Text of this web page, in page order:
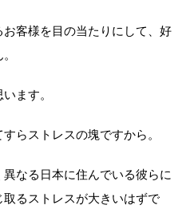
客様を目の当たりにして、好
ます。
らストレスの塊ですから。
なる日本に住んでいる彼らに
るストレスが大きいはずで